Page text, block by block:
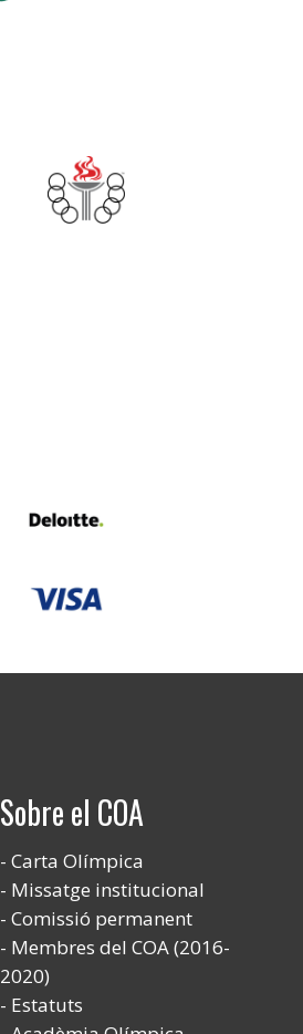
Sobre el COA
Carta Olímpica
Missatge institucional
Comissió permanent
Membres del COA (2016-
2020)
Estatuts